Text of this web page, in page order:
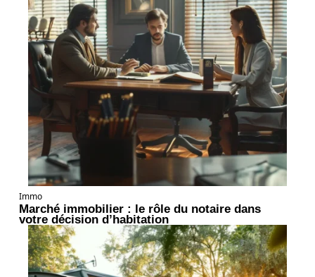
Immo
Marché immobilier : le rôle du notaire dans
votre décision d’habitation